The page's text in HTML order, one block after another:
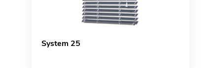
System 25